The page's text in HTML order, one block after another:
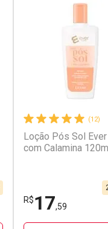
(12)
Loção Pós Sol Ever
com Calamina
R$17,59